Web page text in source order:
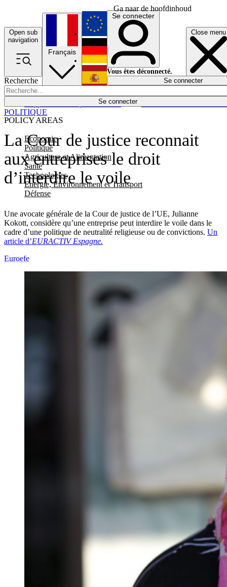
Ga naar de hoofdinhoud
Open sub
navigation
Close menu
Recherche
Se connecter
POLICY AREAS
Economie
Politique
Agriculture et Alimentation
Santé
Technologies
Energie, Environnement et Transport
Défense
Économie
Français
English
Deutsch
Español
Se connecter
Vous êtes déconnecté.
Se connecter
La Cour de justice reconnait
aux entreprises le droit
d’interdire le voile
Une avocate générale de la Cour de justice de l’UE, Julianne
Kokott, considère qu’une entreprise peut interdire le voile dans le
cadre d’une politique de neutralité religieuse ou de convictions. Un
article d’EURACTIV Espagne.
POLITIQUE
Euroefe